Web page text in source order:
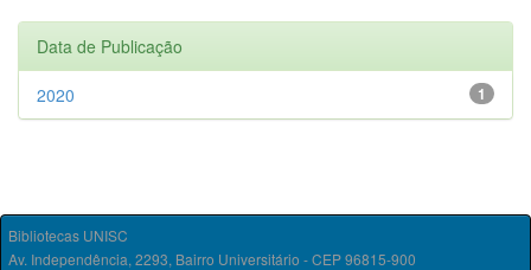
Data de Publicação
1
2020
Bibliotecas UNISC
Av. Independência, 2293, Bairro Universitário - CEP 96815-900